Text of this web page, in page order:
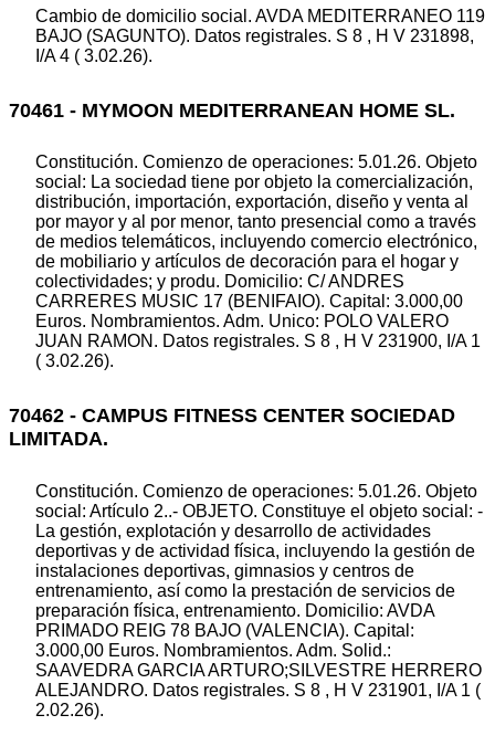
Cambio de domicilio social. AVDA MEDITERRANEO 119
BAJO (SAGUNTO). Datos registrales. S 8 , H V 231898,
I/A 4 ( 3.02.26).
70461 - MYMOON MEDITERRANEAN HOME SL.
Constitución. Comienzo de operaciones: 5.01.26. Objeto
social: La sociedad tiene por objeto la comercialización,
distribución, importación, exportación, diseño y venta al
por mayor y al por menor, tanto presencial como a través
de medios telemáticos, incluyendo comercio electrónico,
de mobiliario y artículos de decoración para el hogar y
colectividades; y produ. Domicilio: C/ ANDRES
CARRERES MUSIC 17 (BENIFAIO). Capital: 3.000,00
Euros. Nombramientos. Adm. Unico: POLO VALERO
JUAN RAMON. Datos registrales. S 8 , H V 231900, I/A 1
( 3.02.26).
70462 - CAMPUS FITNESS CENTER SOCIEDAD
LIMITADA.
Constitución. Comienzo de operaciones: 5.01.26. Objeto
social: Artículo 2..- OBJETO. Constituye el objeto social: -
La gestión, explotación y desarrollo de actividades
deportivas y de actividad física, incluyendo la gestión de
instalaciones deportivas, gimnasios y centros de
entrenamiento, así como la prestación de servicios de
preparación física, entrenamiento. Domicilio: AVDA
PRIMADO REIG 78 BAJO (VALENCIA). Capital:
3.000,00 Euros. Nombramientos. Adm. Solid.:
SAAVEDRA GARCIA ARTURO;SILVESTRE HERRERO
ALEJANDRO. Datos registrales. S 8 , H V 231901, I/A 1 (
2.02.26).